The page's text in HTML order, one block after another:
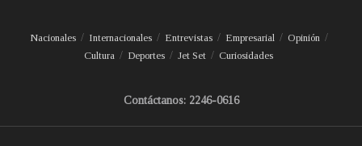
Nacionales Internacionales Entrevistas Empresarial
Opinión
Cultura
Deportes Jet Set Curiosidades
Contáctanos: 2246-0616